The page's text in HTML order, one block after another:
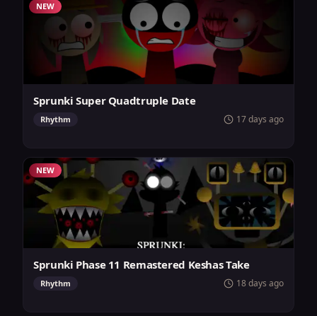
NEW
Sprunki Super Quadtruple Date
Rhythm 17 days ago
NEW
Sprunki Phase 11 Remastered Keshas Take
Rhythm 18 days ago